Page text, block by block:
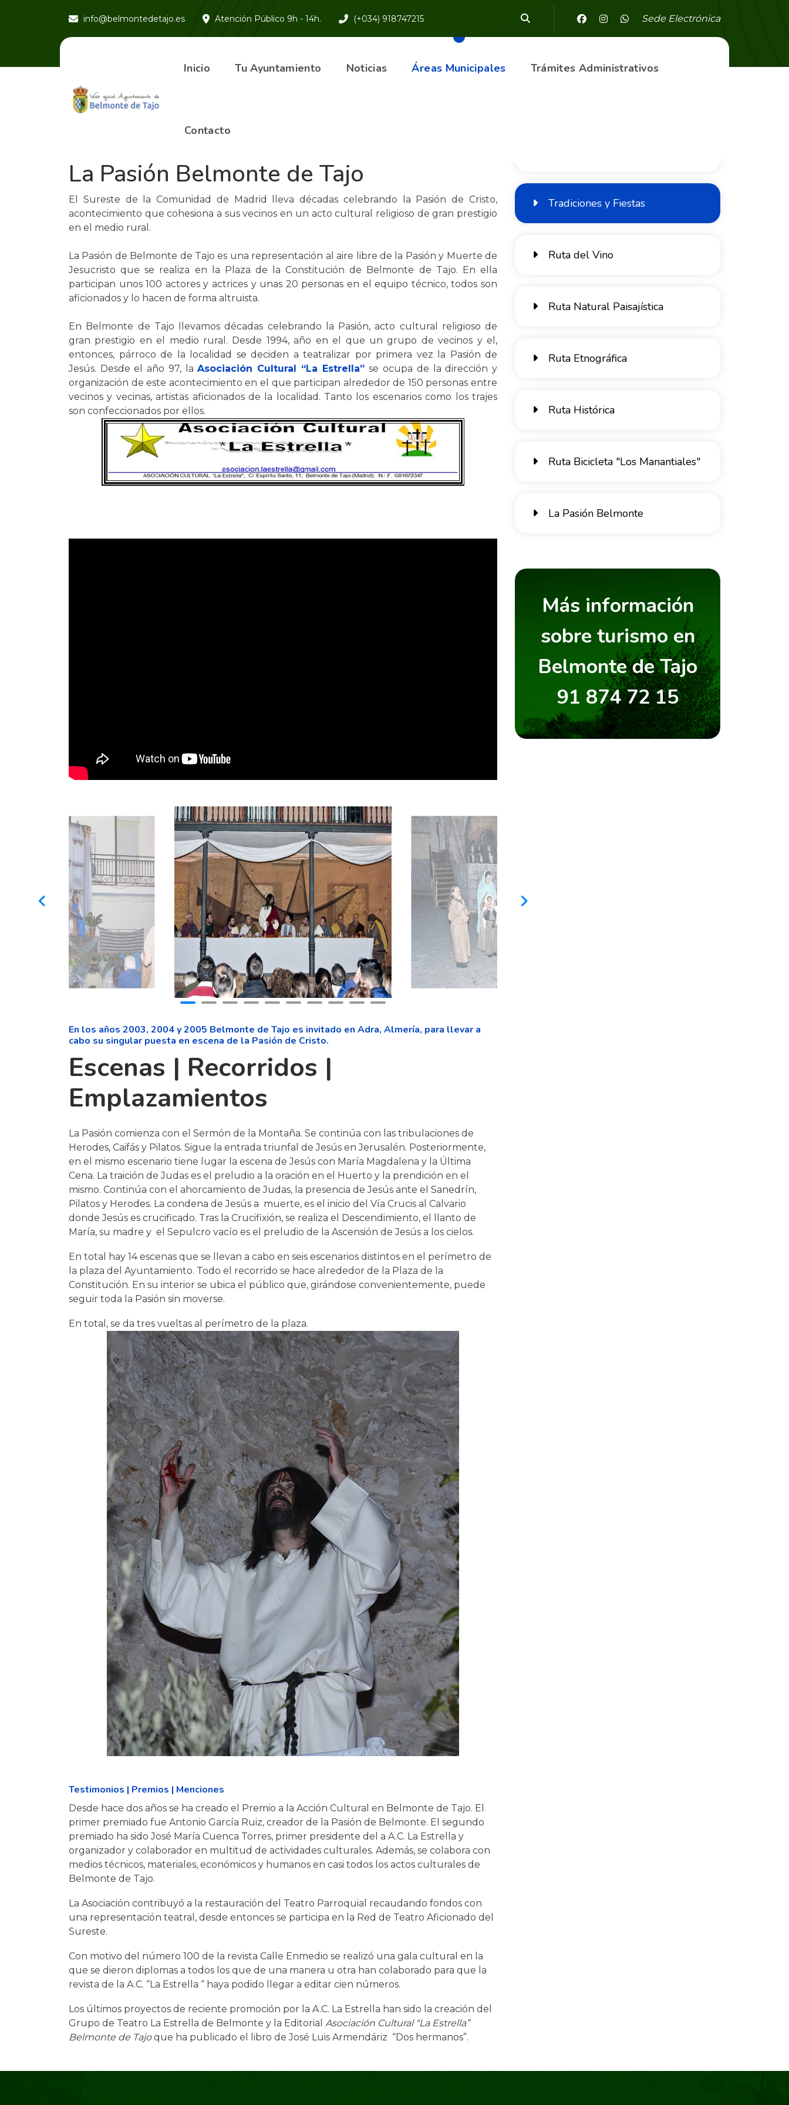
info@belmontedetajo.es Atención Público 9h - 14h. (+034) 918747215 Sede Electrónica
Inicio Tu Ayuntamiento Noticias Áreas Municipales Trámites Administrativos
Contacto
MARZO | ABRIL Festividad de Semana Santa - Representación de la Pasión de Jesucristo-
La Pasión Belmonte de Tajo
El Sureste de la Comunidad de Madrid lleva décadas celebrando la Pasión de Cristo,
acontecimiento que cohesiona a sus vecinos en un acto cultural religioso de gran prestigio
en el medio rural.
La Pasión de Belmonte de Tajo es una representación al aire libre de la Pasión y Muerte de
Jesucristo que se realiza en la Plaza de la Constitución de Belmonte de Tajo. En ella
participan unos 100 actores y actrices y unas 20 personas en el equipo técnico, todos son
aficionados y lo hacen de forma altruista.
En Belmonte de Tajo llevamos décadas celebrando la Pasión, acto cultural religioso de
gran prestigio en el medio rural. Desde 1994, año en el que un grupo de vecinos y el,
entonces, párroco de la localidad se deciden a teatralizar por primera vez la Pasión de
Jesús. Desde el año 97, laAsociación Cultural “La Estrella” se ocupa de la dirección y
organización de este acontecimiento en el que participan alrededor de 150 personas entre
vecinos y vecinas, artistas aficionados de la localidad. Tanto los escenarios como los trajes
son confeccionados por ellos.
En los años 2003, 2004 y 2005 Belmonte de Tajo es invitado en Adra, Almería, para llevar a
cabo su singular puesta en escena de la Pasión de Cristo.
Escenas | Recorridos |
Emplazamientos
La Pasión comienza con el Sermón de la Montaña. Se continúa con las tribulaciones de
Herodes, Caifás y Pilatos. Sigue la entrada triunfal de Jesús en Jerusalén. Posteriormente,
en el mismo escenario tiene lugar la escena de Jesús con María Magdalena y la Última
Cena. La traición de Judas es el preludio a la oración en el Huerto y la prendición en el
mismo. Continúa con el ahorcamiento de Judas, la presencia de Jesús ante el Sanedrín,
Pilatos y Herodes. La condena de Jesús a muerte, es el inicio del Vía Crucis al Calvario
donde Jesús es crucificado. Tras la Crucifixión, se realiza el Descendimiento, el llanto de
María, su madre y el Sepulcro vacío es el preludio de la Ascensión de Jesús a los cielos.
En total hay 14 escenas que se llevan a cabo en seis escenarios distintos en el perímetro de
la plaza del Ayuntamiento. Todo el recorrido se hace alrededor de la Plaza de la
Constitución. En su interior se ubica el público que, girándose convenientemente, puede
seguir toda la Pasión sin moverse.
En total, se da tres vueltas al perímetro de la plaza.
Testimonios | Premios | Menciones
Desde hace dos años se ha creado el Premio a la Acción Cultural en Belmonte de Tajo. El
primer premiado fue Antonio García Ruiz, creador de la Pasión de Belmonte. El segundo
premiado ha sido José María Cuenca Torres, primer presidente del a A.C. La Estrella y
organizador y colaborador en multitud de actividades culturales. Además, se colabora con
medios técnicos, materiales, económicos y humanos en casi todos los actos culturales de
Belmonte de Tajo.
La Asociación contribuyó a la restauración del Teatro Parroquial recaudando fondos con
una representación teatral, desde entonces se participa en la Red de Teatro Aficionado del
Sureste.
Con motivo del número 100 de la revista Calle Enmedio se realizó una gala cultural en la
que se dieron diplomas a todos los que de una manera u otra han colaborado para que la
revista de la A.C. “La Estrella “ haya podido llegar a editar cien números.
Los últimos proyectos de reciente promoción por la A.C. La Estrella han sido la creación del
Grupo de Teatro La Estrella de Belmonte y la Editorial Asociación Cultural “La Estrella”
Belmonte de Tajoque ha publicado el libro de José Luis Armendáriz “Dos hermanos”.
Tradiciones y Fiestas
Ruta del Vino
Ruta Natural Paisajística
Ruta Etnográfica
Ruta Histórica
Ruta Bicicleta "Los Manantiales"
La Pasión Belmonte
Más información
sobre turismo en
Belmonte de Tajo
91 874 72 15